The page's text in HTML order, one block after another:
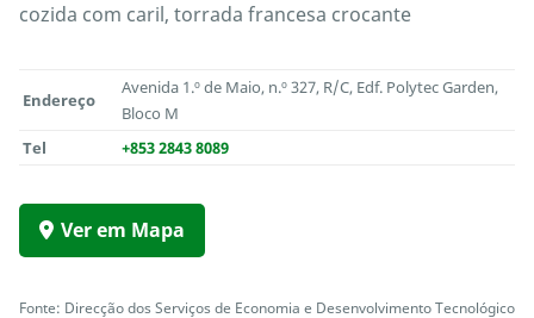
cozida com caril, torrada francesa crocante
Endereço
Avenida 1.º de Maio, n.º 327, R/C, Edf. Polytec Garden,
Bloco M
Tel
+853 2843 8089
Ver em Mapa
Fonte: Direcção dos Serviços de Economia e Desenvolvimento Tecnológico